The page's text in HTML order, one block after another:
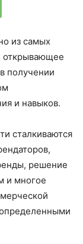
из самых
открывающее
получении
и навыков.
сталкиваются
решение
и многое